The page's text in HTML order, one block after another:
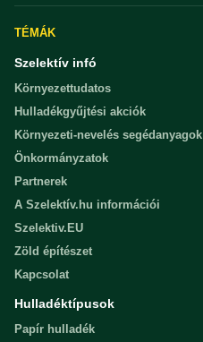
TÉMÁK
Szelektív infó
Környezettudatos
Hulladékgyűjtési akciók
Környezeti-nevelés segédanyagok
Önkormányzatok
Partnerek
A Szelektív.hu információi
Szelektiv.EU
Zöld építészet
Kapcsolat
Hulladéktípusok
Papír hulladék